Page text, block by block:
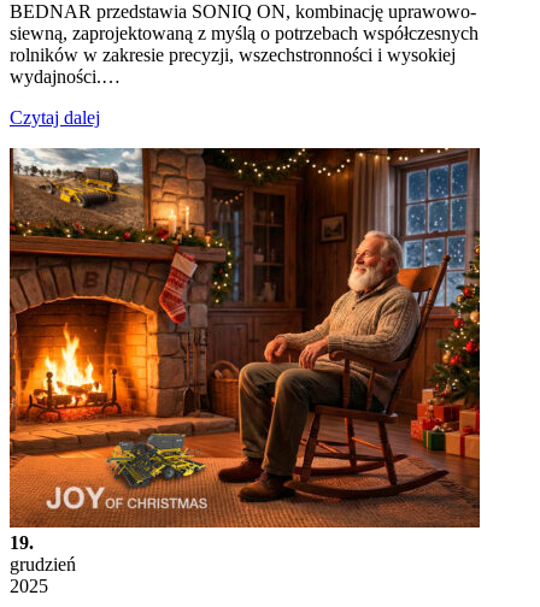
BEDNAR przedstawia SONIQ ON, kombinację uprawowo-
siewną, zaprojektowaną z myślą o potrzebach współczesnych
rolników w zakresie precyzji, wszechstronności i wysokiej
wydajności.…
Czytaj dalej
19.
grudzień
2025